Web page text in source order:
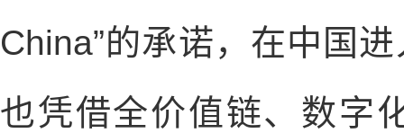
China”的承诺，在中国
也凭借全价值链、数字